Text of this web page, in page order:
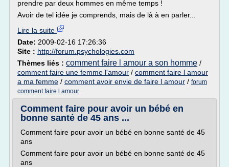
prendre par deux hommes en même temps !
Avoir de tel idée je comprends, mais de là à en parler...
Lire la suite
Date: 2009-02-16 17:26:36
Site : http://forum.psychologies.com
Thèmes liés : comment faire l amour a son homme /
comment faire une femme l'amour / comment faire l amour
a ma femme / comment avoir envie de faire l amour / forum
comment faire l amour
Comment faire pour avoir un bébé en
bonne santé de 45 ans ...
Comment faire pour avoir un bébé en bonne santé de 45
ans
Comment faire pour avoir un bébé en bonne santé de 45
ans